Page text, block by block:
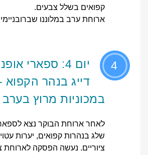
קפואים בשלל צבעים.
ארוחת ערב במלוננו
4
יום 4: ספארי
דייג בנהר הקפוא
במכוניות מרוץ בערב
לאחר ארוחת הבוקר נצא
שלג בנהרות קפואים, יערות
ציוריים. נעשה הפסקה לארוחת